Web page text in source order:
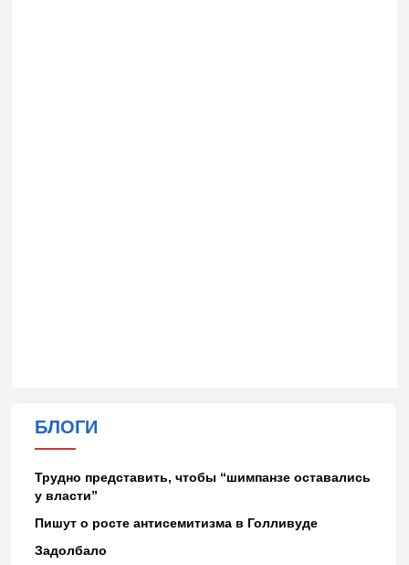
БЛОГИ
Трудно представить, чтобы “шимпанзе оставались
у власти”
Пишут о росте антисемитизма в Голливуде
Задолбало